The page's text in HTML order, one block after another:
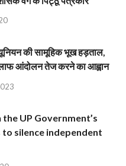
की सामूहिक भूख हड़ताल,
आंदोलन तेज करने का आह्वान
the UP Government’s
silence independent